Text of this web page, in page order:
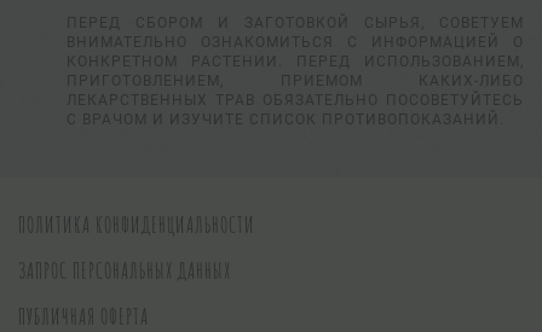
ПЕРЕД СБОРОМ И ЗАГОТОВКОЙ СЫРЬЯ, СОВЕТУЕМ
ВНИМАТЕЛЬНО ОЗНАКОМИТЬСЯ С ИНФОРМАЦИЕЙ О
КОНКРЕТНОМ РАСТЕНИИ. ПЕРЕД ИСПОЛЬЗОВАНИЕМ,
ПРИГОТОВЛЕНИЕМ, ПРИЕМОМ КАКИХ-ЛИБО
ЛЕКАРСТВЕННЫХ ТРАВ ОБЯЗАТЕЛЬНО ПОСОВЕТУЙТЕСЬ
С ВРАЧОМ И ИЗУЧИТЕ СПИСОК ПРОТИВОПОКАЗАНИЙ.
ПОЛИТИКА КОНФИДЕНЦИАЛЬНОСТИ
ЗАПРОС ПЕРСОНАЛЬНЫХ ДАННЫХ
ПУБЛИЧНАЯ ОФЕРТА